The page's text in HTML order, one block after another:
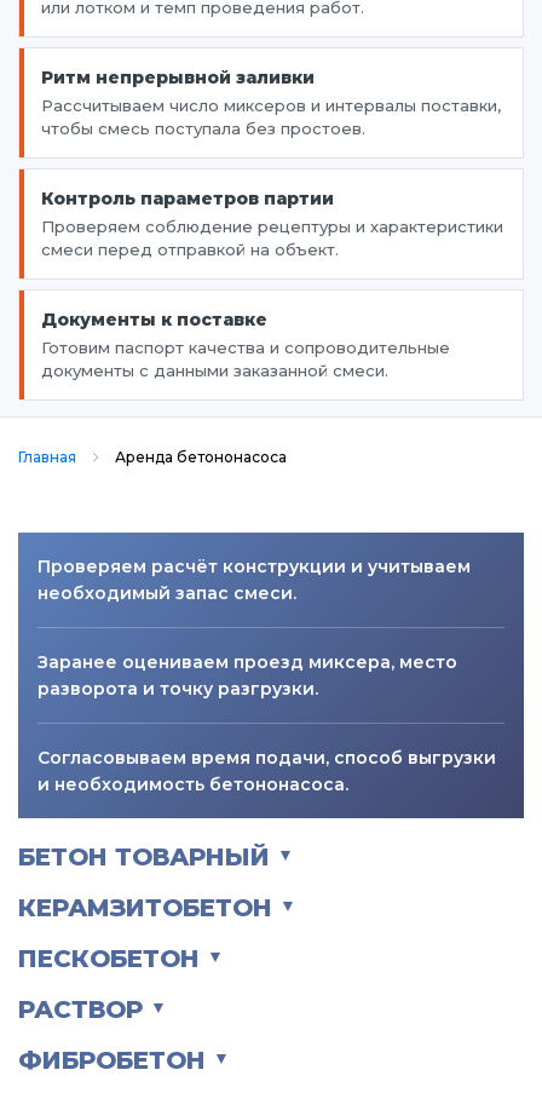
или лотком и темп проведения работ.
Ритм непрерывной заливки
Рассчитываем число миксеров и интервалы поставки,
чтобы смесь поступала без простоев.
Контроль параметров партии
Проверяем соблюдение рецептуры и характеристики
смеси перед отправкой на объект.
Документы к поставке
Готовим паспорт качества и сопроводительные
документы с данными заказанной смеси.
Главная Аренда бетононасоса
Проверяем расчёт конструкции и учитываем
необходимый запас смеси.
Заранее оцениваем проезд миксера, место
разворота и точку разгрузки.
Согласовываем время подачи, способ выгрузки
и необходимость бетононасоса.
БЕТОН ТОВАРНЫЙ ▼
КЕРАМЗИТОБЕТОН ▼
ПЕСКОБЕТОН ▼
РАСТВОР ▼
ФИБРОБЕТОН ▼